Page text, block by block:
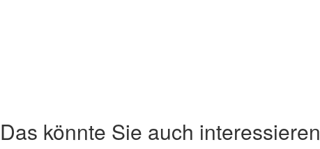
Das könnte Sie auch interessieren